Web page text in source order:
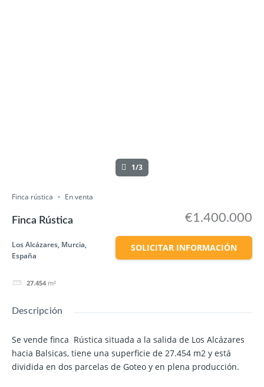
1/3
Finca rústica En venta
Finca Rústica
Los Alcázares, Murcia,
España
27.454 m²
€1.400.000
SOLICITAR INFORMACIÓN
Descripción
Se vende finca Rústica situada a la salida de Los Alcázares
hacia Balsicas, tiene una superficie de 27.454 m2 y está
dividida en dos parcelas de Goteo y en plena producción.